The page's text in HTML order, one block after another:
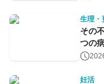
生理・
その
つの
妊活